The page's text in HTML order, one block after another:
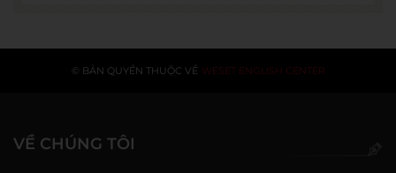
© BẢN QUYỀN THUỘC VỀ WESET ENGLISH CENTER
VỀ CHÚNG TÔI